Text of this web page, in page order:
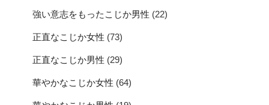
強い意志をもったこじか男性 (22)
正直なこじか女性 (73)
正直なこじか男性 (29)
華やかなこじか女性 (64)